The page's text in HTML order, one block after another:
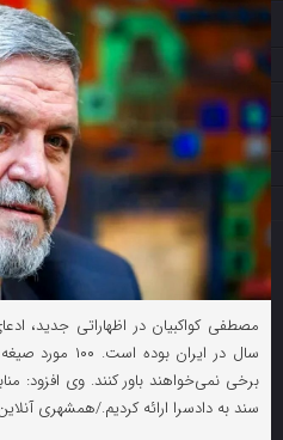
سال در ایران بوده
برخی نمی‌خواهند باور کنند. وی افزود:
سند به دادسرا ارائه کردیم./همشهری آنلاین